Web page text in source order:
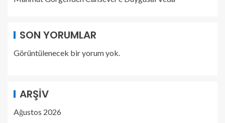
SON YORUMLAR
Görüntülenecek bir yorum yok.
ARŞIV
Ağustos 2026